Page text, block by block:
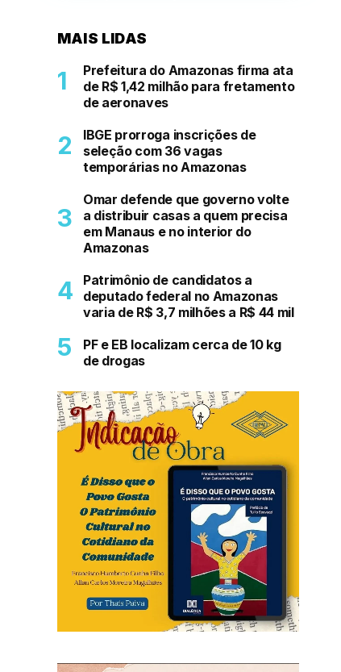
MAIS LIDAS
Prefeitura do Amazonas firma ata
de R$ 1,42 milhão para fretamento
de aeronaves
IBGE prorroga inscrições de
seleção com 36 vagas
temporárias no Amazonas
Omar defende que governo volte
a distribuir casas a quem precisa
em Manaus e no interior do
Amazonas
Patrimônio de candidatos a
deputado federal no Amazonas
varia de R$ 3,7 milhões a R$ 44 mil
PF e EB localizam cerca de 10 kg
de drogas